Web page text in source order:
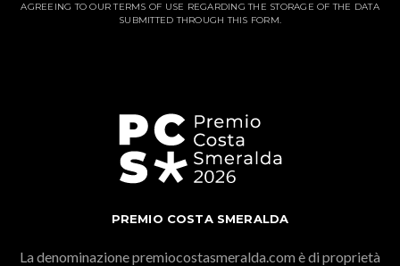
AGREEING TO OUR TERMS OF USE REGARDING THE STORAGE OF THE DATA
SUBMITTED THROUGH THIS FORM.
PREMIO COSTA SMERALDA
La denominazione premiocostasmeralda.com è di proprietà